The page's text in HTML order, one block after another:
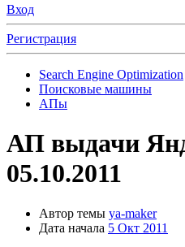
Вход
Регистрация
Search Engine Optimization
Поисковые машины
АПы
АП выдачи
05.10.2011
Автор темы ya-maker
Дата начала 5 Окт 2011